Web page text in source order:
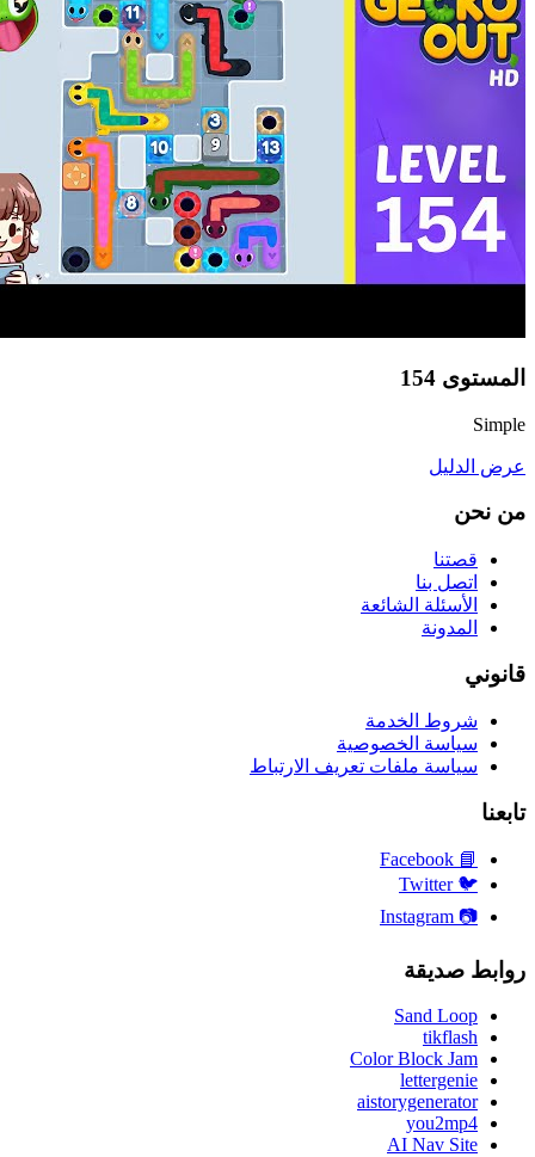
المستوى 154
Simple
عرض الدليل
من نحن
قصتنا
اتصل بنا
الأسئلة الشائعة
المدونة
قانوني
شروط الخدمة
سياسة الخصوصية
سياسة ملفات تعريف الارتباط
تابعنا
📘
🐦
Twitter
📷
روابط صديقة
Sand Loop
tikflash
Color Block Jam
lettergenie
aistorygenerator
you2mp4
AI Nav Site